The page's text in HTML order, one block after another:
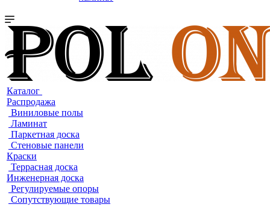
Каталог
Распродажа
Виниловые полы
Ламинат
Паркетная доска
Стеновые панели
Краски
Террасная доска
Инженерная доска
Регулируемые опоры
Сопутствующие товары